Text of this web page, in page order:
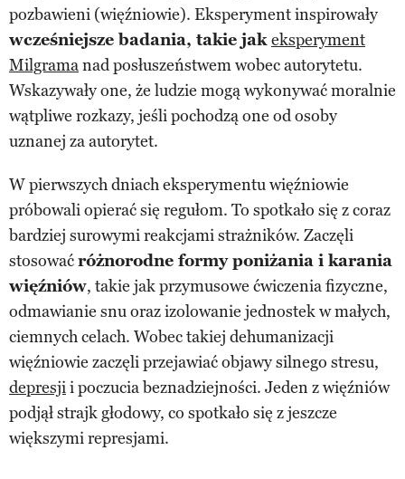
pozbawieni (więźniowie). Eksperyment inspirowały
wcześniejsze badania, takie jakeksperyment
Milgramanad posłuszeństwem wobec autorytetu.
Wskazywały one, że ludzie mogą wykonywać moralnie
wątpliwe rozkazy, jeśli pochodzą one od osoby
uznanej za autorytet.
W pierwszych dniach eksperymentu więźniowie
próbowali opierać się regułom. To spotkało się z coraz
bardziej surowymi reakcjami strażników. Zaczęli
stosowaćróżnorodne formy poniżania i karania
więźniów, takie jak przymusowe ćwiczenia fizyczne,
odmawianie snu oraz izolowanie jednostek w małych,
ciemnych celach. Wobec takiej dehumanizacji
więźniowie zaczęli przejawiać objawy silnego stresu,
depresjii poczucia beznadziejności. Jeden z więźniów
podjął strajk głodowy, co spotkało się z jeszcze
większymi represjami.